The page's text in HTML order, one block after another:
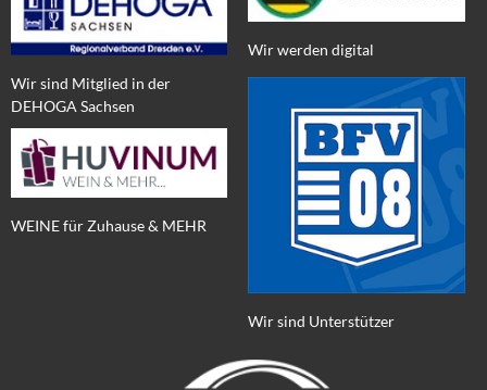
Wir sind Mitglied in der
DEHOGA Sachsen
WEINE für Zuhause & MEHR
Wir werden digital
Wir sind Unterstützer